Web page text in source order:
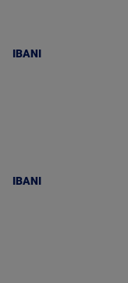
IBANI
IBANI